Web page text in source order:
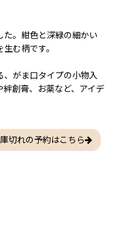
た。紺色と深緑の細かい
む柄です。
、がま口タイプの小物入
創膏、お薬など、アイデ
切れの予約はこちら